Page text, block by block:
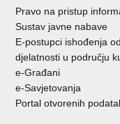
Pravo na pristup
Sustav javne nabave
E-postupci ishođenja
djelatnosti u području
e-Građani
e-Savjetovanja
Portal otvorenih